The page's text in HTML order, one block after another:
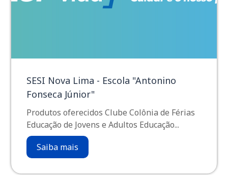
SESI Nova Lima - Escola "Antonino
Fonseca Júnior"
Produtos oferecidos Clube Colônia de Férias
Educação de Jovens e Adultos Educação...
Saiba mais